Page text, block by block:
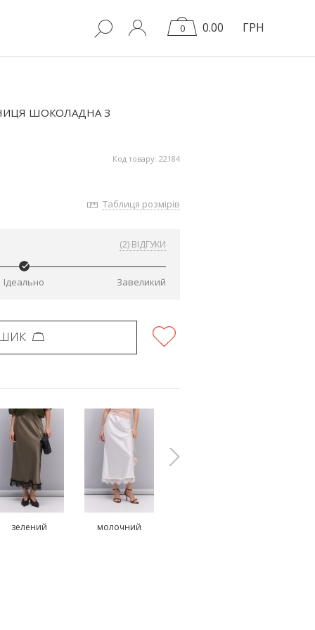
0 0.00 ГРН
ШОКОЛАДНА З
Код товару: 22184
Таблиця розмірів
(2) ВІДГУКИ
Ідеально Завеликий
зелений молочний